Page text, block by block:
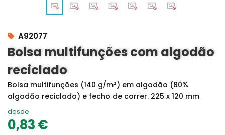
A92077
Bolsa multifunções com algodão
reciclado
Bolsa multifunções (140 g/m²) em algodão (80%
algodão reciclado) e fecho de correr. 225 x 120 mm
desde
0,83 €